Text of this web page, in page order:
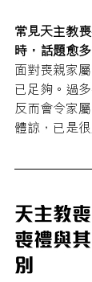
常見天主教
時，話題愈
面對喪親家
已足夠。過
反而會令家
體諒，已是
天主教
喪禮與
別